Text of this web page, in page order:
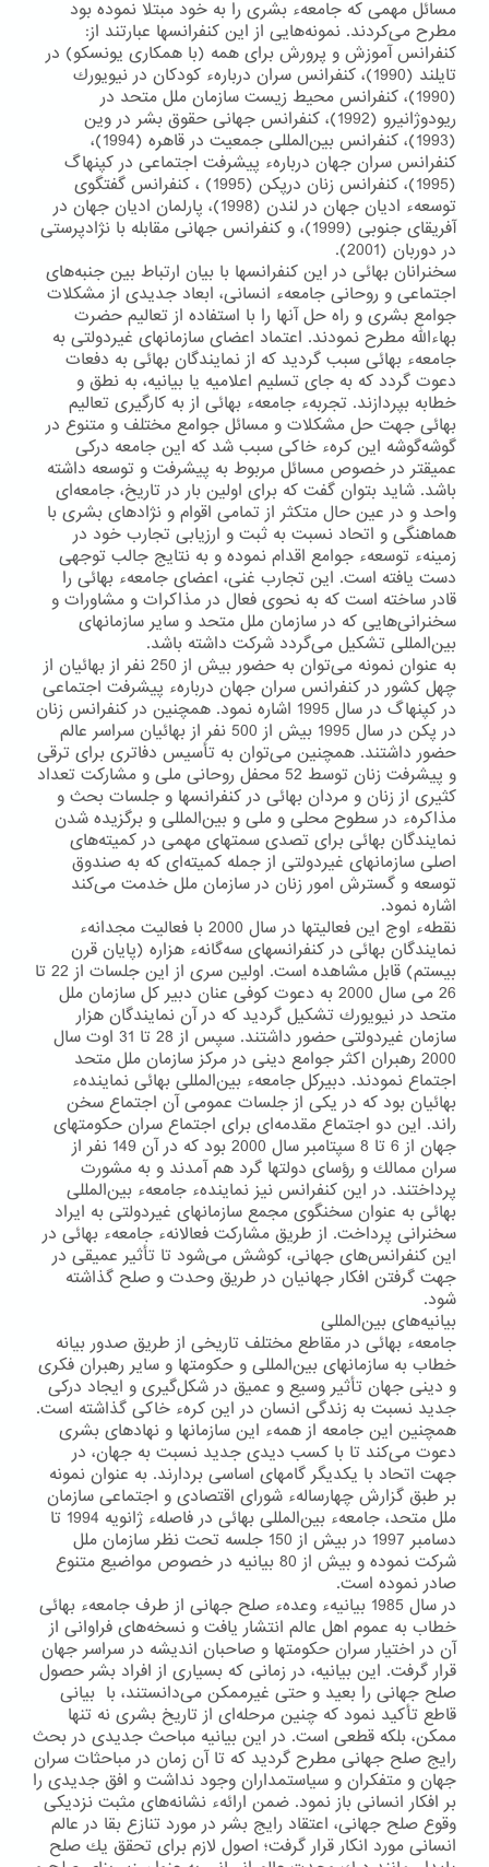
مسائل مهمی كه جامعهء بشری را به خود مبتلا نموده بود
مطرح می‌كردند. نمونه‌هایی از این كنفرانسها عبارتند از:
كنفرانس آموزش و پرورش برای همه (با همكاری یونسكو) در
تایلند (1990)، كنفرانس سران دربارهء كودكان در نیویورك
(1990)، كنفرانس محیط زیست سازمان ملل متحد در
ریودوژانیرو (1992)، كنفرانس جهانی حقوق بشر در وین
(1993)، كنفرانس بین‌المللی جمعیت در قاهره (1994)،
كنفرانس سران جهان دربارهء پیشرفت اجتماعی در كپنهاگ
(1995)، كنفرانس زنان درپكن (1995) ، كنفرانس گفتگوی
توسعهء ادیان جهان در لندن (1998)، پارلمان ادیان جهان در
آفریقای جنوبی (1999)، و كنفرانس جهانی مقابله با نژادپرستی
در دوربان (2001).
سخنرانان بهائی در این كنفرانسها با بیان ارتباط بین جنبه‌های
اجتماعی و روحانی جامعهء انسانی، ابعاد جدیدی از مشكلات
جوامع بشری و راه حل آنها را با استفاده از تعالیم حضرت
بهاءالله مطرح نمودند. اعتماد اعضای سازمانهای غیردولتی به
جامعهء بهائی سبب گردید كه از نمایندگان بهائی به دفعات
دعوت گردد كه به جای تسلیم اعلامیه یا بیانیه، به نطق و
خطابه بپردازند. تجربهء جامعهء بهائی از به كارگیری تعالیم
بهائی جهت حل مشكلات و مسائل جوامع مختلف و متنوع در
گوشه‌گوشه این كرهء خاكی سبب شد كه این جامعه دركی
عمیقتر در خصوص مسائل مربوط به پیشرفت و توسعه داشته
باشد. شاید بتوان گفت كه برای اولین بار در تاریخ، جامعه‌ای
واحد و در عین حال متكثر از تمامی اقوام و نژادهای بشری با
هماهنگی و اتحاد نسبت به ثبت و ارزیابی تجارب خود در
زمینهء توسعهء جوامع اقدام نموده و به نتایج جالب توجهی
دست یافته است. این تجارب غنی، اعضای جامعهء بهائی را
قادر ساخته است كه به نحوی فعال در مذاكرات و مشاورات و
سخنرانی‌هایی كه در سازمان ملل متحد و سایر سازمانهای
بین‌المللی تشكیل می‌گردد شركت داشته باشد.
به عنوان نمونه می‌توان به حضور بیش از 250 نفر از بهائیان از
چهل كشور در كنفرانس سران جهان دربارهء پیشرفت اجتماعی
در كپنهاگ در سال 1995 اشاره نمود. همچنین در كنفرانس زنان
در پكن در سال 1995 بیش از 500 نفر از بهائیان سراسر عالم
حضور داشتند. همچنین می‌توان به تأسیس دفاتری برای ترقی
و پیشرفت زنان توسط 52 محفل روحانی ملی و مشاركت تعداد
كثیری از زنان و مردان بهائی در كنفرانسها و جلسات بحث و
مذاكرهء در سطوح محلی و ملی و بین‌المللی و برگزیده شدن
نمایندگان بهائی برای تصدی سمتهای مهمی در كمیته‌های
اصلی سازمانهای غیردولتی از جمله كمیته‌ای كه به صندوق
توسعه و گسترش امور زنان در سازمان ملل خدمت می‌كند
اشاره نمود.
نقطهء اوج این فعالیتها در سال 2000 با فعالیت مجدانهء
نمایندگان بهائی در كنفرانسهای سه‌گانهء هزاره (پایان قرن
بیستم) قابل مشاهده است. اولین سری از این جلسات از 22 تا
26 می سال 2000 به دعوت كوفی عنان دبیر كل سازمان ملل
متحد در نیویورك تشكیل گردید كه در آن نمایندگان هزار
سازمان غیردولتی حضور داشتند. سپس از 28 تا 31 اوت سال
2000 رهبران اكثر جوامع دینی در مركز سازمان ملل متحد
اجتماع نمودند. دبیركل جامعهء بین‌المللی بهائی نمایندهء
بهائیان بود كه در یكی از جلسات عمومی آن اجتماع سخن
راند. این دو اجتماع مقدمه‌ای برای اجتماع سران حكومتهای
جهان از 6 تا 8 سپتامبر سال 2000 بود كه در آن 149 نفر از
سران ممالك و رؤسای دولتها گرد هم آمدند و به مشورت
پرداختند. در این كنفرانس نیز نمایندهء جامعهء بین‌المللی
بهائی به عنوان سخنگوی مجمع سازمانهای غیردولتی به ایراد
سخنرانی پرداخت. از طریق مشاركت فعالانهء جامعهء بهائی در
این كنفرانس‌های جهانی، كوشش می‌شود تا تأثیر عمیقی در
جهت گرفتن افكار جهانیان در طریق وحدت و صلح گذاشته
شود.
بیانیه‌های بین‌المللی
جامعهء بهائی در مقاطع مختلف تاریخی از طریق صدور بیانه
خطاب به سازمانهای بین‌المللی و حكومتها و سایر رهبران فكری
و دینی جهان تأثیر وسیع و عمیق در شكل‌گیری و ایجاد دركی
جدید نسبت به زندگی انسان در این كرهء خاكی گذاشته است.
همچنین این جامعه از همهء این سازمانها و نهادهای بشری
دعوت می‌كند تا با كسب دیدی جدید نسبت به جهان، در
جهت اتحاد با یكدیگر گامهای اساسی بردارند. به عنوان نمونه
بر طبق گزارش چهارسالهء شورای اقتصادی و اجتماعی سازمان
ملل متحد، جامعهء بین‌المللی بهائی در فاصلهء ژانویه 1994 تا
دسامبر 1997 در بیش از 150 جلسه تحت نظر سازمان ملل
شركت نموده و بیش از 80 بیانیه در خصوص مواضیع متنوع
صادر نموده است.
در سال 1985 بیانیهء وعدهء صلح جهانی از طرف جامعهء بهائی
خطاب به عموم اهل عالم انتشار یافت و نسخه‌های فراوانی از
آن در اختیار سران حكومتها و صاحبان اندیشه در سراسر جهان
قرار گرفت. این بیانیه، در زمانی كه بسیاری از افراد بشر حصول
صلح جهانی را بعید و حتی غیرممكن می‌دانستند، با بیانی
قاطع تأكید نمود كه چنین مرحله‌ای از تاریخ بشری نه تنها
ممكن، بلكه قطعی است. در این بیانیه مباحث جدیدی در بحث
رایج صلح جهانی مطرح گردید كه تا آن زمان در مباحثات سران
جهان و متفكران و سیاستمداران وجود نداشت و افق جدیدی را
بر افكار انسانی باز نمود. ضمن ارائهء نشانه‌های مثبت نزدیكی
وقوع صلح جهانی، اعتقاد رایج بشر در مورد تنازع بقا در عالم
انسانی مورد انكار قرار گرفت؛ اصول لازم برای تحقق یك صلح